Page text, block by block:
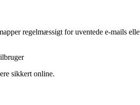
regelmæssigt for uventede e-mails
sikkert online.